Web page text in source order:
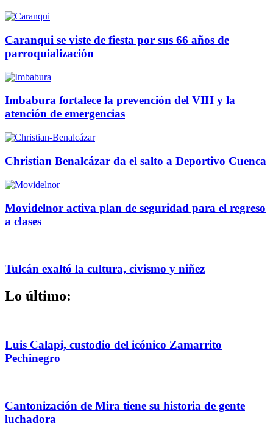
Caranqui se viste de fiesta por sus 66 años de
parroquialización
Imbabura fortalece la prevención del VIH y la
atención de emergencias
Christian Benalcázar da el salto a Deportivo Cuenca
Movidelnor activa plan de seguridad para el regreso
a clases
Tulcán exaltó la cultura, civismo y niñez
Lo último:
Luis Calapi, custodio del icónico Zamarrito
Pechinegro
Cantonización de Mira tiene su historia de gente
luchadora